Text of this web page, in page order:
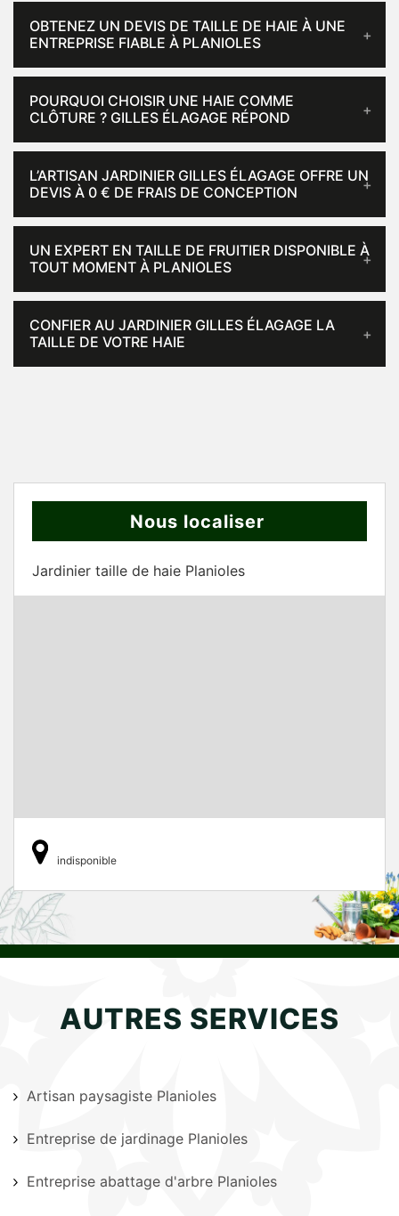
OBTENEZ UN DEVIS DE TAILLE DE HAIE À UNE
ENTREPRISE FIABLE À PLANIOLES
POURQUOI CHOISIR UNE HAIE COMME
CLÔTURE ? GILLES ÉLAGAGE RÉPOND
L’ARTISAN JARDINIER GILLES ÉLAGAGE OFFRE UN
DEVIS À 0 € DE FRAIS DE CONCEPTION
UN EXPERT EN TAILLE DE FRUITIER DISPONIBLE À
TOUT MOMENT À PLANIOLES
CONFIER AU JARDINIER GILLES ÉLAGAGE LA
TAILLE DE VOTRE HAIE
Nous localiser
Jardinier taille de haie Planioles
indisponible
AUTRES SERVICES
Artisan paysagiste Planioles
Entreprise de jardinage Planioles
Entreprise abattage d'arbre Planioles